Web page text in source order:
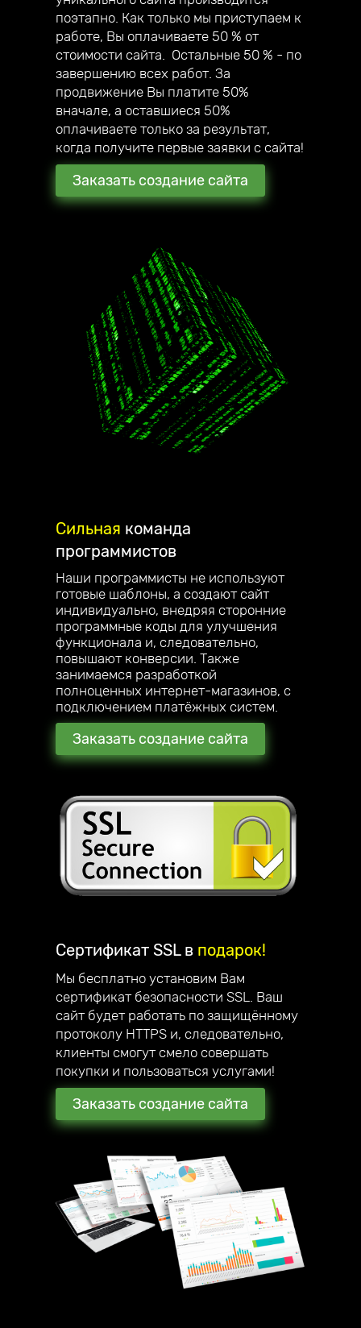
собственный мегамаркетплейс;
— в 2020 году создали авторский online
курс по созданию сайтов под ключ.
2016 год начало работы
стильных сайтов
наши клиенты уже в 17
городах
поэтапно. Как только мы приступаем к
работе, Вы оплачиваете 50 % от
стоимости сайта. Остальные 50 % - по
завершению всех работ. За
продвижение Вы платите 50%
вначале, а оставшиеся 50%
оплачиваете только за результат,
когда получите первые заявки с сайта!
Заказать создание сайта
Сильная команда
программистов
Наши программисты не используют
готовые шаблоны, а создают сайт
индивидуально, внедряя сторонние
программные коды для улучшения
функционала и, следовательно,
повышают конверсии. Также
занимаемся разработкой
полноценных интернет-магазинов, с
подключением платёжных систем.
Заказать создание сайта
Сертификат SSL в подарок!
Мы бесплатно установим Вам
сертификат безопасности SSL. Ваш
сайт будет работать по защищённому
протоколу HTTPS и, следовательно,
клиенты смогут смело совершать
покупки и пользоваться услугами!
Заказать создание сайта